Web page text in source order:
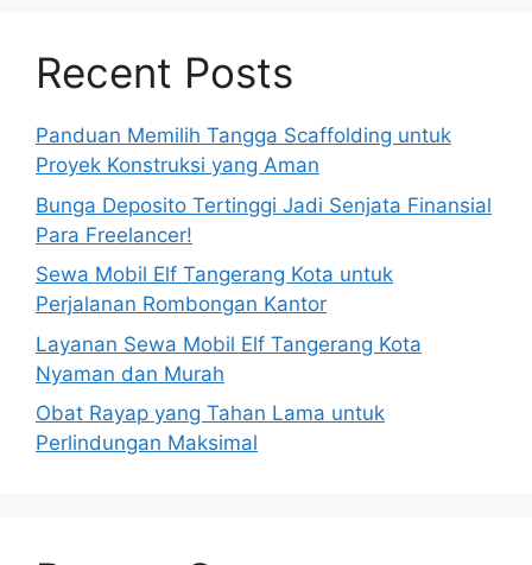
Recent Posts
Panduan Memilih Tangga Scaffolding untuk
Proyek Konstruksi yang Aman
Bunga Deposito Tertinggi Jadi Senjata Finansial
Para Freelancer!
Sewa Mobil Elf Tangerang Kota untuk
Perjalanan Rombongan Kantor
Layanan Sewa Mobil Elf Tangerang Kota
Nyaman dan Murah
Obat Rayap yang Tahan Lama untuk
Perlindungan Maksimal